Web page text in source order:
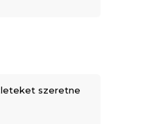
szeretne